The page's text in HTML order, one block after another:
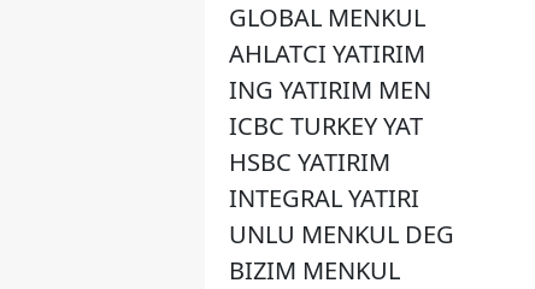
GLOBAL MENKUL
AHLATCI YATIRIM
ING YATIRIM MEN
ICBC TURKEY YAT
HSBC YATIRIM
INTEGRAL YATIRI
UNLU MENKUL DEG
BIZIM MENKUL